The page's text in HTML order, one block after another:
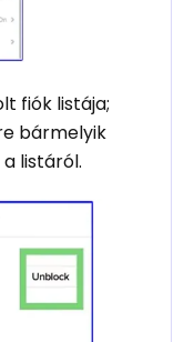
fiók listája;
bármelyik
listáról.